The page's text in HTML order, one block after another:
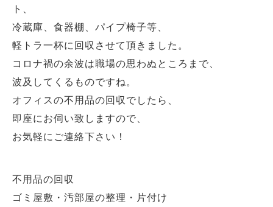
ト、
冷蔵庫、食器棚、パイプ椅子等、
軽トラ一杯に回収させて頂きました。
コロナ禍の余波は職場の思わぬところまで、
波及してくるものですね。
オフィスの不用品の回収でしたら、
即座にお伺い致しますので、
お気軽にご連絡下さい！
不用品の回収
ゴミ屋敷・汚部屋の整理・片付け